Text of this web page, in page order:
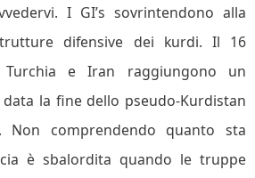
I GI’s sovrintendono alla
difensive dei kurdi. Il 16
Turchia e Iran raggiungono un
la fine dello pseudo-Kurdistan
Non comprendendo quanto sta
è sbalordita quando le truppe